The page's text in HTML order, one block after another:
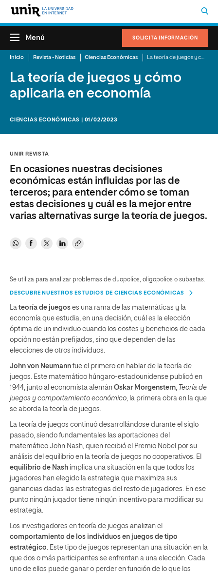
SOLICITA INFORMACIÓN
Menú
Inicio Revista - Noticias Ciencias Económicas
La teoría de juegos y cómo
aplicarla en economía
CIENCIAS ECONÓMICAS | 01/02/2023
UNIR REVISTA
En ocasiones nuestras decisiones
económicas están influidas por las de
terceros; para entender cómo se toman
estas decisiones y cuál es la mejor entre
varias alternativas surge la teoría de juegos.
Se utiliza para analizar problemas de duopolios, oligopolios o subastas.
DESCUBRE NUESTROS ESTUDIOS DE CIENCIAS ECONÓMICAS
La teoría de juegos es una rama de las matemáticas y la
economía que estudia, en una decisión, cuál es la elección
óptima de un individuo cuando los costes y beneficios de cada
opción no están prefijados, sino que dependen de las
elecciones de otros individuos.
John von Neumann fue el primero en hablar de la teoría de
juegos. Este matemático húngaro-estadounidense publicó en
1944, junto al economista alemán Oskar Morgenstern, Teoría de
juegos y comportamiento económico, la primera obra en la que
se aborda la teoría de juegos.
La teoría de juegos continuó desarrollándose durante el siglo
pasado, siendo fundamentales las aportaciones del
matemático John Nash, quien recibió el Premio Nobel por su
análisis del equilibrio en la teoría de juegos no cooperativos. El
equilibrio de Nash implica una situación en la que todos los
jugadores han elegido la estrategia que maximiza sus
ganancias dadas las estrategias del resto de jugadores. En ese
punto ningún jugador tiene ningún incentivo para modificar su
estrategia.
Los investigadores en teoría de juegos analizan el
comportamiento de los individuos en juegos de tipo
estratégico. Este tipo de juegos representan una situación en la
que dos o más participantes se enfrentan a una elección. Cada
uno de ellos puede ganar o perder en función de lo que los